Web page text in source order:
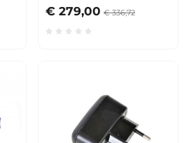
€ 279,00 € 336,72